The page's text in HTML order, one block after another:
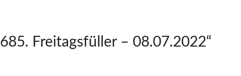
685. Freitagsfüller – 08.07.2022“